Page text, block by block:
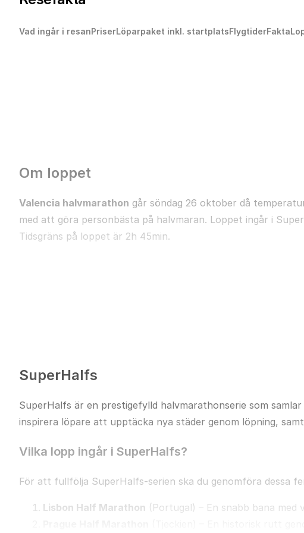
Vad ingår i resanPriserLöparpaket inkl. startplatsFlygtiderFakta
Om loppet
Valencia halvmarathon går söndag 26 oktober då
med att göra personbästa på halvmaran. Loppet ingår i
Tidsgräns på loppet är 2h 45min.
SuperHalfs
SuperHalfs är en prestigefylld halvmarathonserie som
inspirera löpare att upptäcka nya städer genom löpning,
Vilka lopp ingår i SuperHalfs?
För att fullfölja SuperHalfs-serien ska du genomföra dessa
Lisbon Half Marathon (Portugal) – En snabb bana